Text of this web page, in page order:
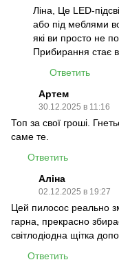
Ліна, Це LED-
або під меблями
які ви просто не
Прибирання стає
Ответить
Артем
30.12.2025 в 11:16
Топ за свої гроші.
саме те.
Ответить
Аліна
02.12.2025 в 19:27
Цей пилосос реально
гарна, прекрасно
світлодіодна щітка
Ответить